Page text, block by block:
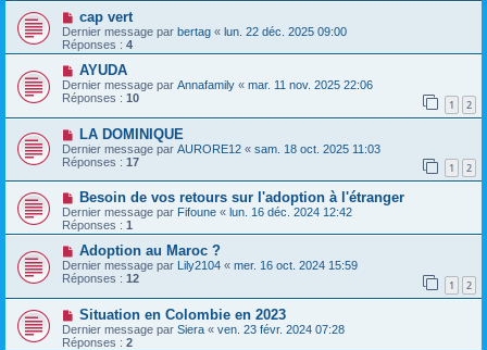
cap vert
Dernier message par bertag « lun. 22 déc. 2025 09:00
Réponses : 4
AYUDA
Dernier message par Annafamily « mar. 11 nov. 2025 22:06
Réponses : 10 1 2
LA DOMINIQUE
Dernier message par AURORE12 « sam. 18 oct. 2025 11:03
Réponses : 17 1 2
Besoin de vos retours sur l'adoption à l'étranger
Dernier message par Fifoune « lun. 16 déc. 2024 12:42
Réponses : 1
Adoption au Maroc ?
Dernier message par Lily2104 « mer. 16 oct. 2024 15:59
Réponses : 12 1 2
Situation en Colombie en 2023
Dernier message par Siera « ven. 23 févr. 2024 07:28
Réponses : 2